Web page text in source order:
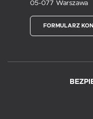
05-077 Warszawa
FORMULARZ